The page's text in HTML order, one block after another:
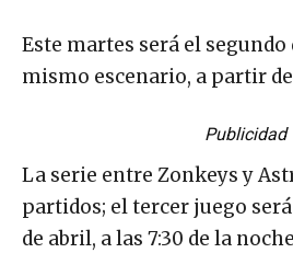
Este martes será el segundo
mismo escenario, a partir
Publicidad
La serie entre Zonkeys y
partidos; el tercer juego
de abril, a las 7:30 de la